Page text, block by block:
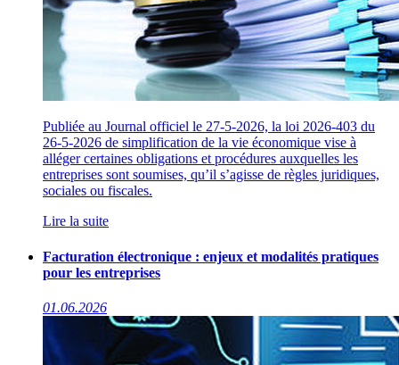
Publiée au Journal officiel le 27-5-2026, la loi 2026-403 du
26-5-2026 de simplification de la vie économique vise à
alléger certaines obligations et procédures auxquelles les
entreprises sont soumises, qu’il s’agisse de règles juridiques,
sociales ou fiscales.
Lire la suite
Facturation électronique : enjeux et modalités pratiques
pour les entreprises
01.06.2026